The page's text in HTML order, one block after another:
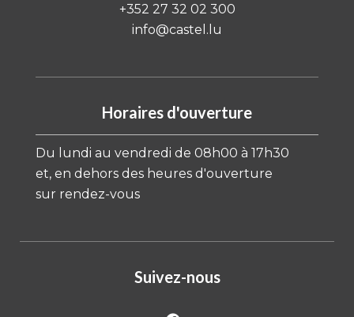
+352 27 32 02 300
info@castel.lu
Horaires d'ouverture
Du lundi au vendredi de 08h00 à 17h30
et, en dehors des heures d'ouverture
sur rendez-vous
Suivez-nous